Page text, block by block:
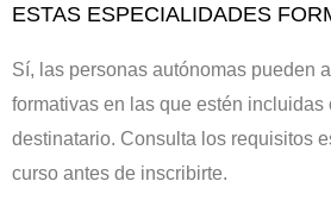
ESTAS ESPECIALIDADES
Sí, las personas autónomas pueden
formativas en las que estén incluidas
destinatario. Consulta los requisitos
curso antes de inscribirte.